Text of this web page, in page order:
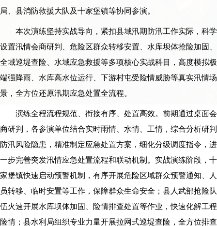
局、县消防救援大队及十家堡镇等协同参演。
本次演练坚持实战导向，紧扣县域汛期防汛工作实际，科学
设置汛情会商研判、危险区群众转移安置、水库坝体抢险加固、
全域巡堤查险、水域应急救援等多项核心实战科目，高度模拟极
端强降雨、水库高水位运行、下游村屯受险情威胁等真实汛情场
景，全方位还原汛期应急处置全流程。
演练全程流程规范、衔接有序、处置高效。前期通过桌面会
商研判，各参演单位结合实时雨情、水情、工情，综合分析研判
防汛风险隐患，精准制定应急处置方案，细化分级调度指令，进
一步完善突发汛情应急处置流程和联动机制。实战演练阶段，十
家堡镇快速启动预警机制，有序开展危险区域群众预警通知、人
员转移、临时安置等工作，保障群众生命安全；县人武部抢险队
伍火速开展水库坝体加固、险情排查处置等作业，快速化解工程
险情；县水利局组织专业力量开展拉网式巡堤查险，全方位排查